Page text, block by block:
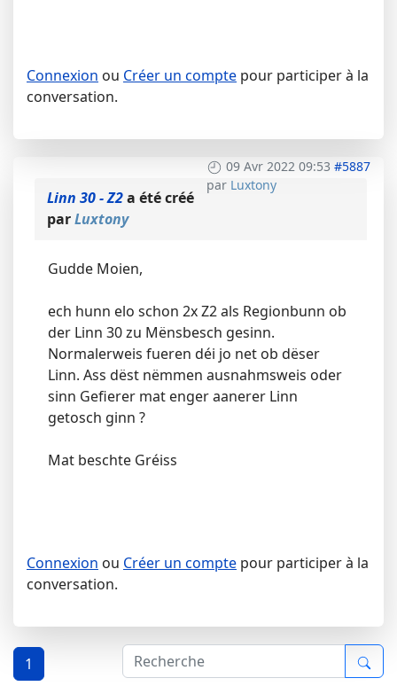
Connexion ou Créer un compte pour participer à la
conversation.
09 Avr 2022 09:53 #5887
par Luxtony
Linn 30 - Z2a été créé
parLuxtony
Gudde Moien,
ech hunn elo schon 2x Z2 als Regionbunn ob
der Linn 30 zu Mënsbesch gesinn.
Normalerweis fueren déi jo net ob dëser
Linn. Ass dëst nëmmen ausnahmsweis oder
sinn Gefierer mat enger aanerer Linn
getosch ginn ?
Mat beschte Gréiss
Connexion ou Créer un compte pour participer à la
conversation.
1